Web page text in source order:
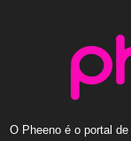
O Pheeno é o portal